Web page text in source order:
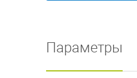
Параметры